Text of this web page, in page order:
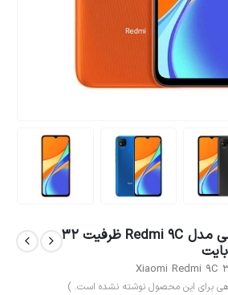
گوشی موبایل شیائومی مدل Redmi 9C ظرفیت 32
Xiaomi Redmi 9C
برای این محصول نوشته نشده است. )